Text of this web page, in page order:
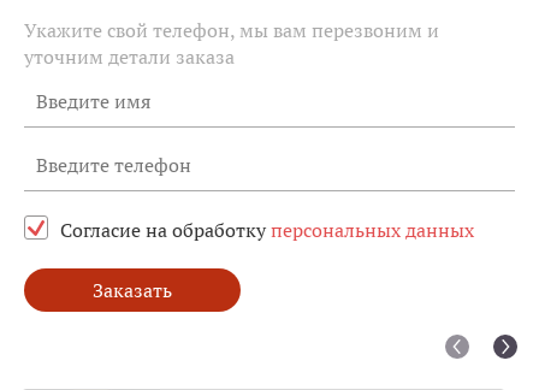
Укажите свой телефон, мы вам перезвоним и
уточним детали заказа
Согласие на обработкуперсональных данных
Заказать